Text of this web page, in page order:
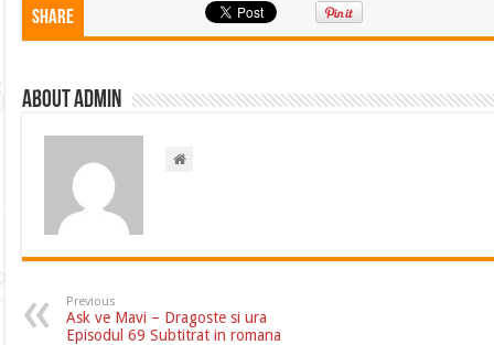
Share
About admin
Previous
Ask ve Mavi – Dragoste si ura
Episodul 69 Subtitrat in romana